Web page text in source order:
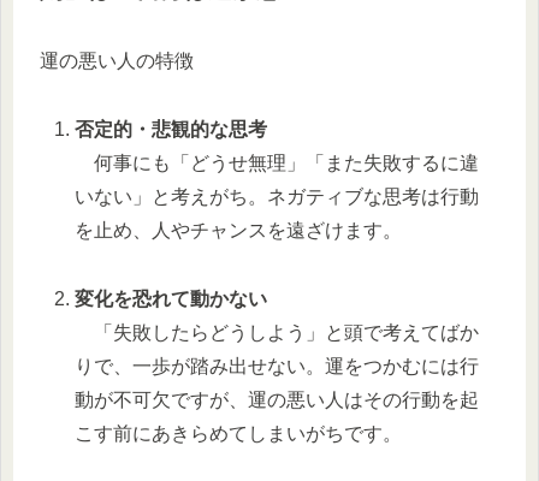
運の悪い人の特徴
否定的・悲観的な思考
何事にも「どうせ無理」「また失敗するに違
いない」と考えがち。ネガティブな思考は行動
を止め、人やチャンスを遠ざけます。
変化を恐れて動かない
「失敗したらどうしよう」と頭で考えてばか
りで、一歩が踏み出せない。運をつかむには行
動が不可欠ですが、運の悪い人はその行動を起
こす前にあきらめてしまいがちです。